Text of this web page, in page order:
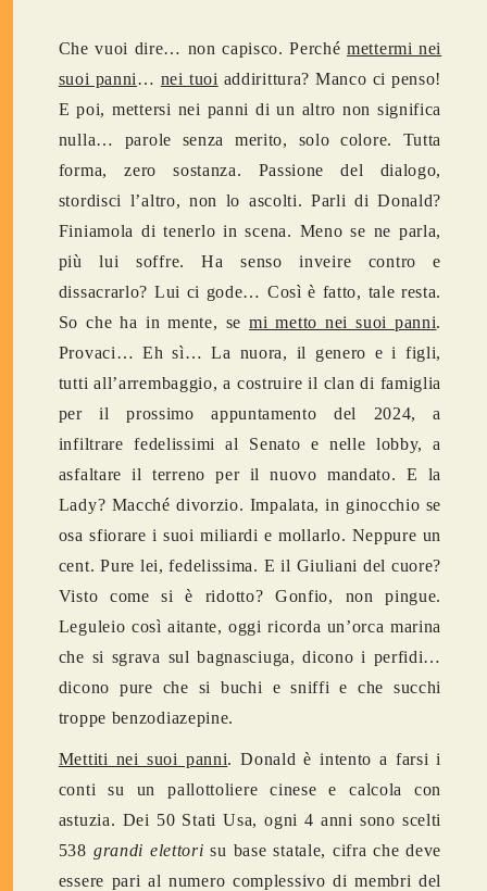
Che vuoi dire… non capisco. Perché mettermi nei
suoi panni… nei tuoi addirittura? Manco ci penso!
E poi, mettersi nei panni di un altro non significa
nulla… parole senza merito, solo colore. Tutta
forma, zero sostanza. Passione del dialogo,
stordisci l’altro, non lo ascolti. Parli di Donald?
Finiamola di tenerlo in scena. Meno se ne parla,
più lui soffre. Ha senso inveire contro e
dissacrarlo? Lui ci gode… Così è fatto, tale resta.
So che ha in mente, se mi metto nei suoi panni.
Provaci… Eh sì… La nuora, il genero e i figli,
tutti all’arrembaggio, a costruire il clan di famiglia
per il prossimo appuntamento del 2024, a
infiltrare fedelissimi al Senato e nelle lobby, a
asfaltare il terreno per il nuovo mandato. E la
Lady? Macché divorzio. Impalata, in ginocchio se
osa sfiorare i suoi miliardi e mollarlo. Neppure un
cent. Pure lei, fedelissima. E il Giuliani del cuore?
Visto come si è ridotto? Gonfio, non pingue.
Leguleio così aitante, oggi ricorda un’orca marina
che si sgrava sul bagnasciuga, dicono i perfidi…
dicono pure che si buchi e sniffi e che succhi
troppe benzodiazepine.
Mettiti nei suoi panni. Donald è intento a farsi i
conti su un pallottoliere cinese e calcola con
astuzia. Dei 50 Stati Usa, ogni 4 anni sono scelti
538 grandi elettori su base statale, cifra che deve
essere pari al numero complessivo di membri del